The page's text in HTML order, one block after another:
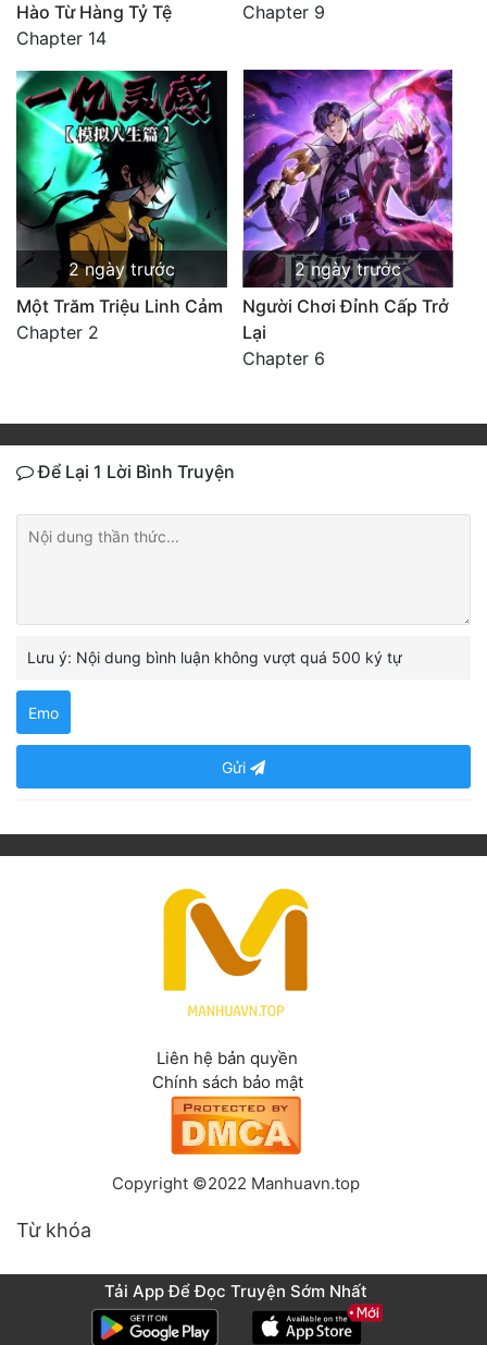
Hào Từ Hàng Tỷ Tệ
Chapter 14
Chapter 9
2 ngày trước
Một Trăm Triệu Linh Cảm
Chapter 2
2 ngày trước
Người Chơi Đỉnh Cấp Trở
Lại
Chapter 6
Để Lại 1 Lời Bình Truyện
Lưu ý: Nội dung bình luận không vượt quá 500 ký tự
Emo
Gửi
Liên hệ bản quyền
Chính sách bảo mật
Copyright ©2022 Manhuavn.top
Từ khóa
Tải App Để Đọc Truyện Sớm Nhất